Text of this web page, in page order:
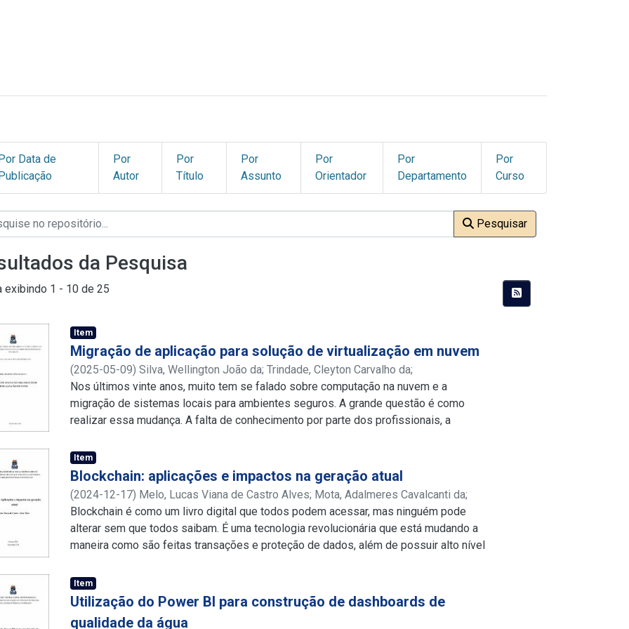
Data de
Por
Autor
Por
Título
Por
Assunto
Por
Orientador
Por
Departamento
Por
Curso
Pesquisar
da Pesquisa
exibindo 1 - 10 de 25
Item
Migração de aplicação para solução de virtualização em nuvem
(2025-05-09)Silva, Wellington João da;Trindade, Cleyton Carvalho da;
http://lattes.cnpq.br/6298429503812388
Nos últimos vinte anos, muito tem se falado sobre computação na nuvem e a
migração de sistemas locais para ambientes seguros. A grande questão é como
realizar essa mudança. A falta de conhecimento por parte dos profissionais, a
provedores de nuvem aumentam ainda mais a incerteza. O modelo de negócios da
computação em nuvem inclui desde a hospedagem e utilização de infraestruturas
públicas na internet até a criação de uma própria infraestrutura de nuvem nas
instalações da organização, em um modelo chamado de nuvem privada ou pública.
Considerando diversos aspectos, como estratégias de negócios, segurança,
armazenamento de dados, execução dos sistemas e suporte ao ambiente
organizacional de TI. Através de pesquisas, foram identificados diversos artigos
como migrar para a nuvem. Ainda assim, a metodologia adotada para fundamentar o
modelo proposto neste documento baseia-se em pesquisas em inúmeros artigos
relacionados, combinadas com experiência práticas e experiência profissional. Com
Item
Blockchain: aplicações e impactos na geração atual
(2024-12-17) Melo, Lucas Viana de Castro Alves; Mota, Adalmeres Cavalcanti da;
http://lattes.cnpq.br/8012304290999299;http://lattes.cnpq.br/6285119033275222
Blockchain é como um livro digital que todos podem acessar, mas ninguém pode
alterar sem que todos saibam. É uma tecnologia revolucionária que está mudando a
maneira como são feitas transações e proteção de dados, além de possuir alto nível
significa que os dados são praticamente a prova de adulteração. Quando se trata do
setor financeiro, a blockchain oferece uma alternativa promissora aos métodos
tradicionais, eliminando a necessidade de intermediários, como bancos, tornando as
Item
Utilização do Power BI para construção de dashboards de
qualidade da água